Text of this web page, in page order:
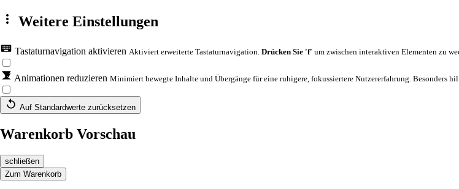
Weitere Einstellungen
Tastaturnavigation aktivieren Aktiviert erweiterte Tastaturnavigation. Drücken Sie 'f' um zwischen interaktiven Elementen zu
Animationen reduzieren Minimiert bewegte Inhalte und Übergänge für eine ruhigere, fokussiertere Nutzererfahrung. Besonders
Auf Standardwerte zurücksetzen
Warenkorb Vorschau
schließen
Zum Warenkorb